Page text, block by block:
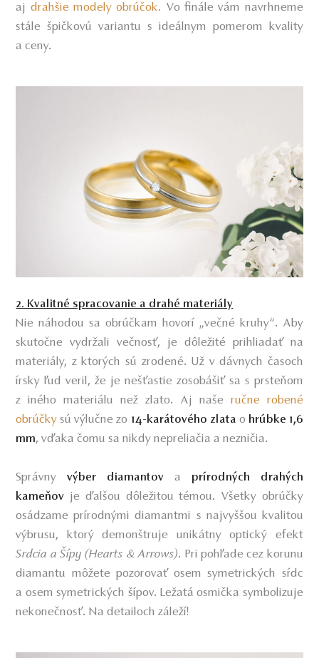
aj drahšie modely obrúčok. Vo finále vám navrhneme
stále špičkovú variantu s ideálnym pomerom kvality
a ceny.
2. Kvalitné spracovanie a drahé materiály
Nie náhodou sa obrúčkam hovorí „večné kruhy“. Aby
skutočne vydržali večnosť, je dôležité prihliadať na
materiály, z ktorých sú zrodené. Už v dávnych časoch
írsky ľud veril, že je nešťastie zosobášiť sa s prsteňom
z iného materiálu než zlato. Aj naše ručne robené
obrúčky sú výlučne zo 14-karátového zlata o hrúbke 1,6
mm, vďaka čomu sa nikdy nepreliačia a nezničia.
Správnyvýber diamantov a
prírodných drahých
kameňov je ďalšou dôležitou témou. Všetky obrúčky
osádzame prírodnými diamantmi s najvyššou kvalitou
výbrusu, ktorý demonštruje unikátny optický efekt
Srdcia a Šípy (Hearts & Arrows). Pri pohľade cez korunu
diamantu môžete pozorovať osem symetrických sŕdc
a osem symetrických šípov. Ležatá osmička symbolizuje
nekonečnosť. Na detailoch záleží!